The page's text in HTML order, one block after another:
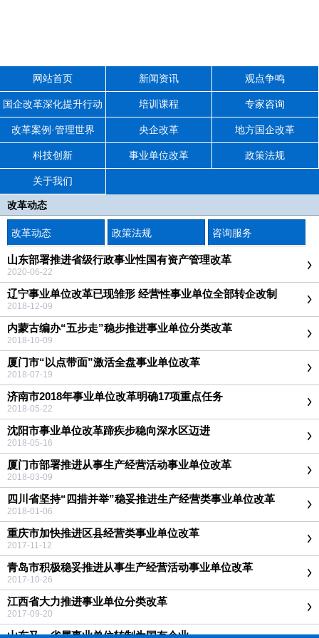
网站首页 新闻资讯 观点争鸣
国企改革深化提升行动 培训课程 专家咨询
改革案例·管理世界 央企改革 地方国企改革
科技创新 事业单位改革 政策法规
关于我们
改革动态
改革动态 政策法规 咨询服务
山东部署推进省级行政事业性国有资产管理改革
2020-06-22
辽宁事业单位改革已现雏形 经营性事业单位全部转企改制
2018-12-09
内蒙古编办“五步走”稳步推进事业单位分类改革
2018-10-09
厦门市“以点带面”激活全盘事业单位改革
2018-07-19
济南市2018年事业单位改革明确17项重点任务
2018-05-22
沈阳市事业单位改革蹄疾步稳向深水区迈进
2018-05-16
厦门市部署推进从事生产经营活动事业单位改革
2018-03-09
四川省坚持“四措并举”稳妥推进生产经营类事业单位改革
2018-01-06
重庆市加快推进区县经营类事业单位改革
2017-11-12
青岛市积极稳妥推进从事生产经营活动事业单位改革
2017-10-26
江西省大力推进事业单位分类改革
2017-09-20